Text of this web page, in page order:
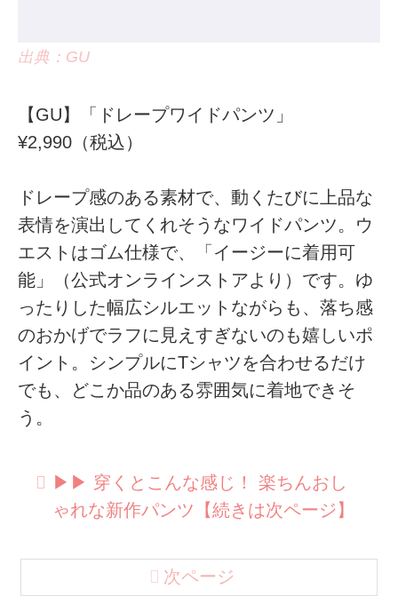
出典：GU
【GU】「ドレープワイドパンツ」
¥2,990（税込）
ドレープ感のある素材で、動くたびに上品な
表情を演出してくれそうなワイドパンツ。ウ
エストはゴム仕様で、「イージーに着用可
能」（公式オンラインストアより）です。ゆ
ったりした幅広シルエットながらも、落ち感
のおかげでラフに見えすぎないのも嬉しいポ
イント。シンプルにTシャツを合わせるだけ
でも、どこか品のある雰囲気に着地できそ
う。
▶︎▶︎ 穿くとこんな感じ！ 楽ちんおし
ゃれな新作パンツ【続きは次ページ】
次ページ